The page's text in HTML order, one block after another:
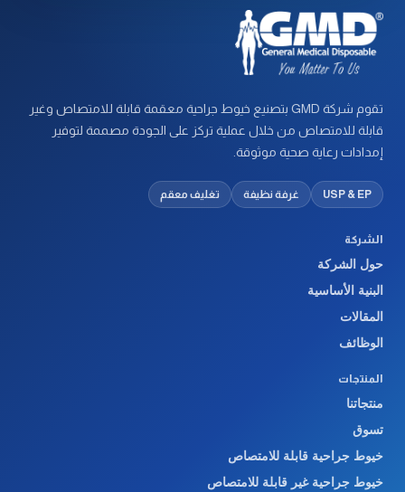
تقوم شركة GMD بتصنيع خيوط جراحية معقمة قابلة للامتصاص وغير
قابلة للامتصاص من خلال عملية تركز على الجودة مصممة لتوفير
إمدادات رعاية صحية موثوقة.
USP & EP غرفة نظيفة تغليف معقم
الشركة
حول الشركة
البنية الأساسية
المقالات
الوظائف
المنتجات
منتجاتنا
تسوق
خيوط جراحية قابلة للامتصاص
خيوط جراحية غير قابلة للامتصاص